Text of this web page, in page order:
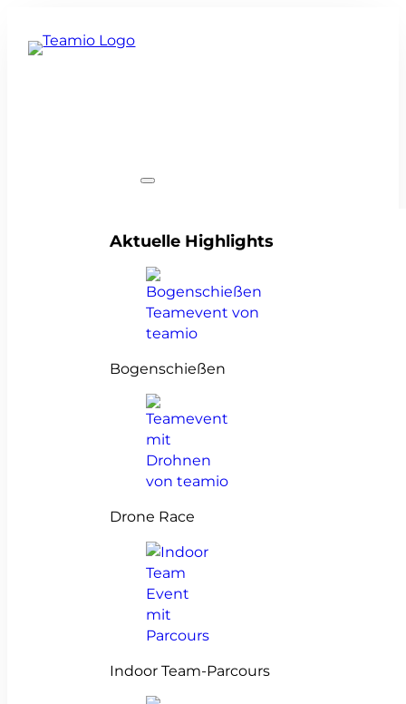
Aktuelle Highlights
Bogenschießen
Drone Race
Indoor Team-Parcours